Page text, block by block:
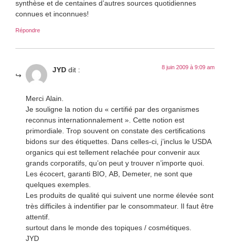
synthèse et de centaines d’autres sources quotidiennes
connues et inconnues!
Répondre
JYD dit : 8 juin 2009 à 9:09 am
Merci Alain.
Je souligne la notion du « certifié par des organismes
reconnus internationnalement ». Cette notion est
primordiale. Trop souvent on constate des certifications
bidons sur des étiquettes. Dans celles-ci, j’inclus le USDA
organics qui est tellement relachée pour convenir aux
grands corporatifs, qu’on peut y trouver n’importe quoi.
Les écocert, garanti BIO, AB, Demeter, ne sont que
quelques exemples.
Les produits de qualité qui suivent une norme élevée sont
très difficiles à indentifier par le consommateur. Il faut être
attentif.
surtout dans le monde des topiques / cosmétiques.
JYD